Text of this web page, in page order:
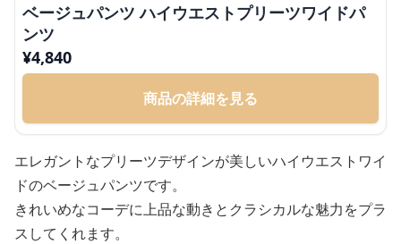
ベージュパンツ ハイウエストプリーツワイドパ
ンツ
¥4,840
商品の詳細を見る
エレガントなプリーツデザインが美しいハイウエストワイ
ドのベージュパンツです。
きれいめなコーデに上品な動きとクラシカルな魅力をプラ
スしてくれます。